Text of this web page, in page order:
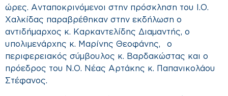
ώρες. Ανταποκρινόμενοι στην πρόσκληση του Ι.Ο.
Χαλκίδας παραβρέθηκαν στην εκδήλωση ο
αντιδήμαρχος κ. Καρκαντελίδης Διαμαντής, ο
υπολιμενάρχης κ. Μαρίνης Θεοφάνης, ο
περιφερειακός σύμβουλος κ. Βαρδακώστας και ο
πρόεδρος του Ν.Ο. Νέας Αρτάκης κ. Παπανικολάου
Στέφανος.